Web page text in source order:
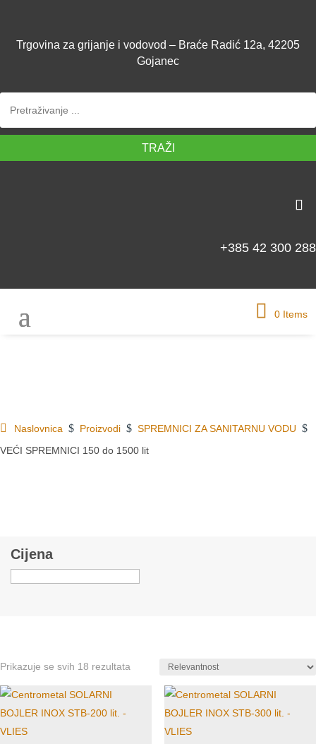
Trgovina za grijanje i vodovod – Braće Radić 12a, 42205
Gojanec
TRAŽI
+385 42 300 288
0 Items
Naslovnica $ Proizvodi $ SPREMNICI ZA SANITARNU VODU $
VEĆI SPREMNICI 150 do 1500 lit
Cijena
Prikazuje se svih 18 rezultata